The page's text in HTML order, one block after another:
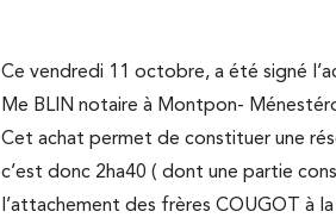
Ce vendredi 11 octobre, a été signé
Me BLIN notaire à Montpon-
Cet achat permet de constituer une
c’est donc 2ha40 ( dont une partie
l’attachement des frères COUGOT à